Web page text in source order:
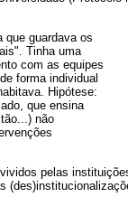
que guardava os
Tinha uma
com as equipes
forma individual
Hipótese:
que ensina
não
pelas